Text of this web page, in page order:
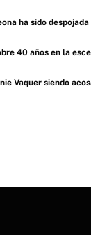
ha sido
40 años en la
Vaquer siendo